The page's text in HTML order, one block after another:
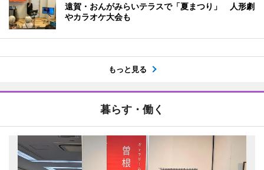
遠賀・おんがみらいテラスで「夏まつり」 人形劇
やカラオケ大会も
もっと見る
暮らす・働く